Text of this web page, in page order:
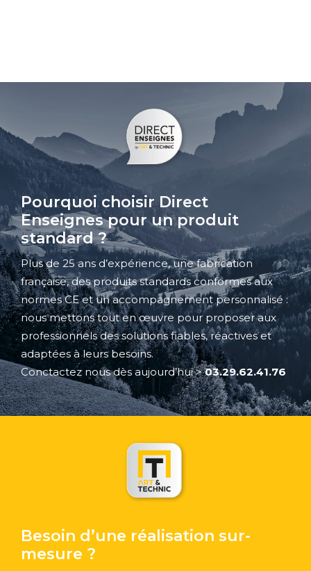
Pourquoi choisir Direct
Enseignes pour un produit
standard ?
Plus de 25 ans d’expérience, une fabrication
française, des produits standards conformes aux
normes CE et un accompagnement personnalisé :
nous mettons tout en œuvre pour proposer aux
professionnels des solutions fiables, réactives et
adaptées à leurs besoins.
Conctactez nous dès aujourd’hui>03.29.62.41.76
Besoin d’une réalisation sur-
mesure ?